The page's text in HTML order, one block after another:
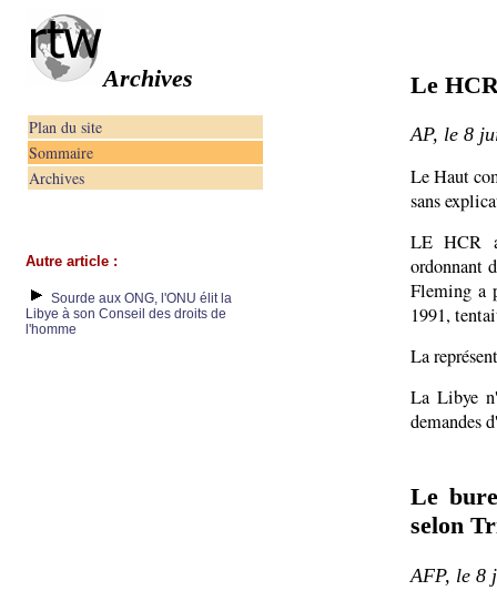
Archives
Plan du site
Sommaire
Archives
Autre article :
Sourde aux ONG, l'ONU élit la
Libye à son Conseil des droits de
l'homme
Le
AP, le 8
Le Haut
sans
LE HCR
ordonnant
Fleming a
1991,
La
La Libye
demandes
Le
selon
AFP, le 8